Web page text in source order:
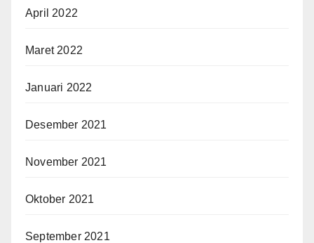
April 2022
Maret 2022
Januari 2022
Desember 2021
November 2021
Oktober 2021
September 2021